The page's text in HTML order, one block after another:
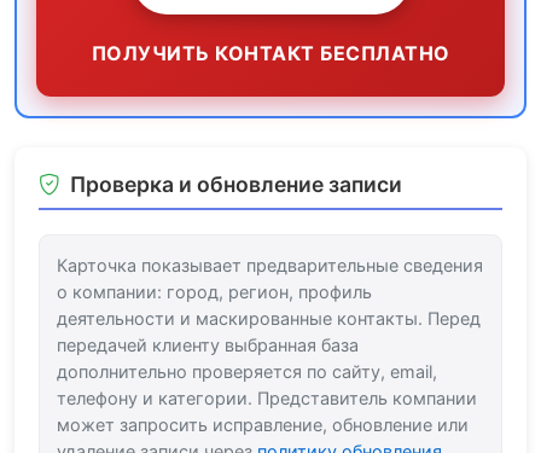
ПОЛУЧИТЬ КОНТАКТ БЕСПЛАТНО
Проверка и обновление записи
Карточка показывает предварительные сведения
о компании: город, регион, профиль
деятельности и маскированные контакты. Перед
передачей клиенту выбранная база
дополнительно проверяется по сайту, email,
телефону и категории. Представитель компании
может запросить исправление, обновление или